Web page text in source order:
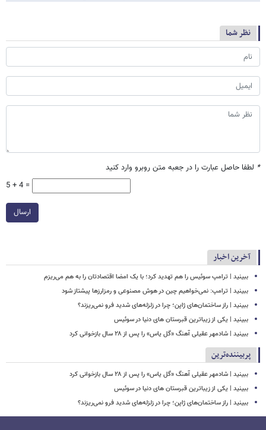
نظر شما
* لطفا حاصل عبارت را در جعبه متن روبرو وارد کنید
5 + 4 =
ارسال
آخرین اخبار
ببینید | ترامپ سوئیس را هم تهدید کرد؛ با یک امضا اقتصادتان را به هم می‌ریزم
ببینید | ترامپ: نمی‌خواهیم چین در هوش مصنوعی و رمزارزها پیشتاز شود
ببینید | راز ساختمان‌های ژاپن؛ چرا در زلزله‌های شدید فرو نمی‌ریزند؟
ببینید | یکی از زیباترین قبرستان های دنیا در سوئیس
ببینید | شادمهر عقیلی آهنگ «گل یاس» را پس از ۲۸ سال بازخوانی کرد
پربیننده‌ترین
ببینید | شادمهر عقیلی آهنگ «گل یاس» را پس از ۲۸ سال بازخوانی کرد
ببینید | یکی از زیباترین قبرستان های دنیا در سوئیس
ببینید | راز ساختمان‌های ژاپن؛ چرا در زلزله‌های شدید فرو نمی‌ریزند؟